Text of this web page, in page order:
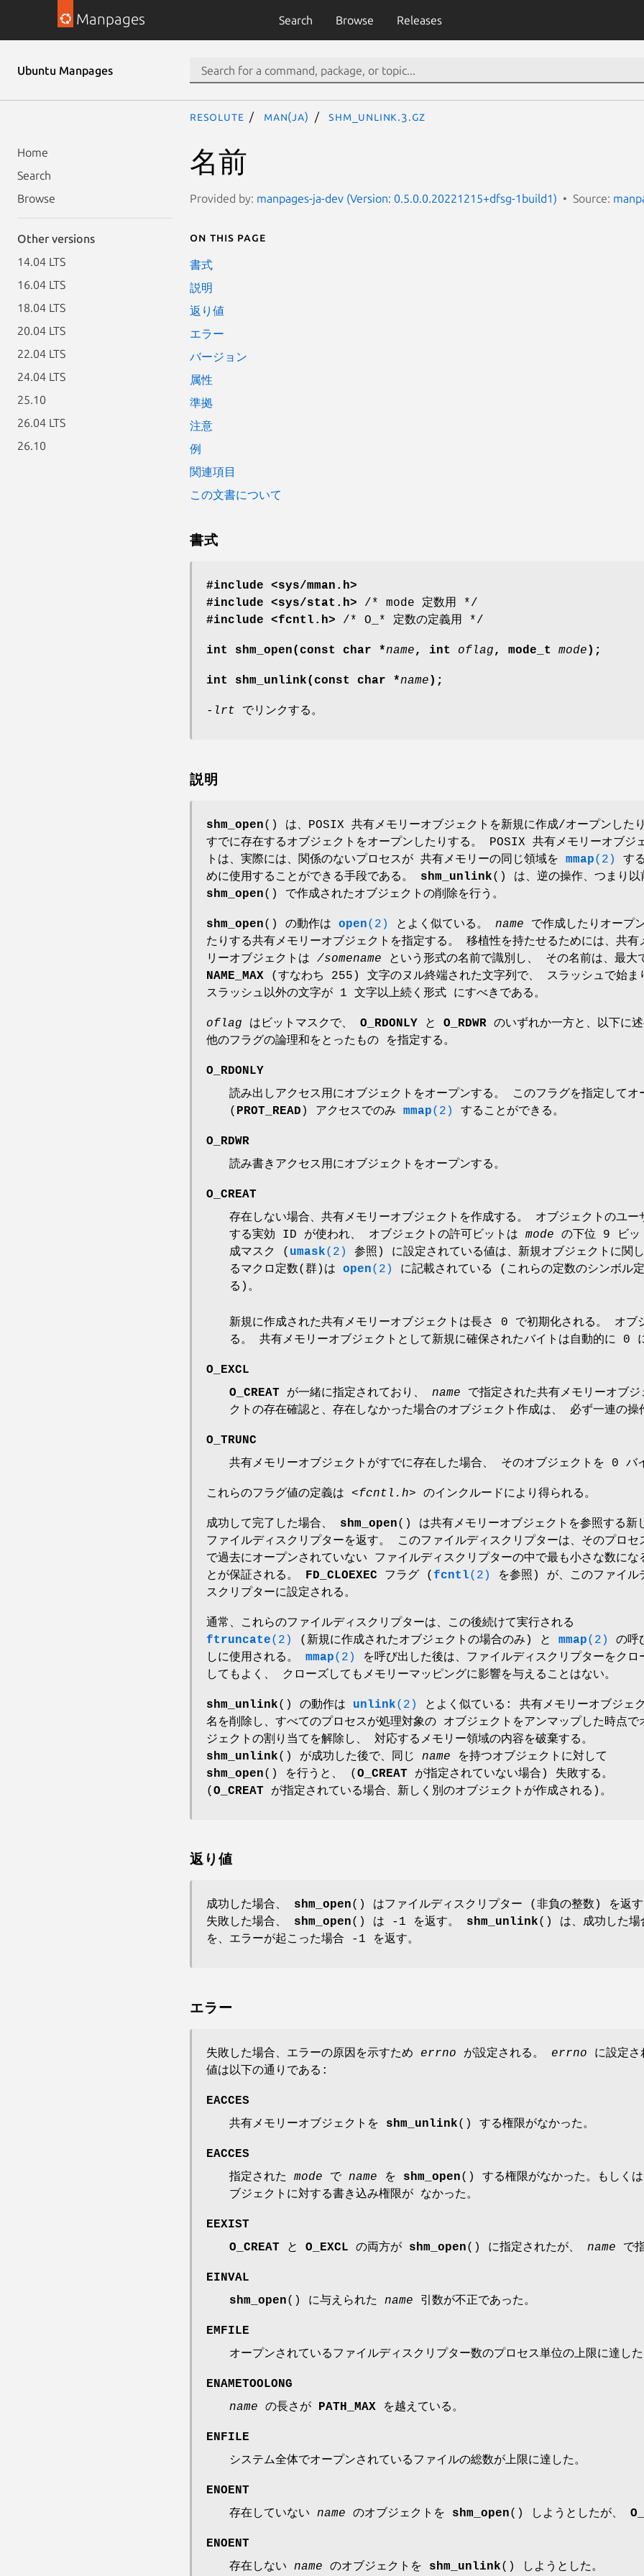
Manpages Search Browse Releases
Ubuntu Manpages
Home
Search
Browse
Other versions
14.04 LTS
16.04 LTS
18.04 LTS
20.04 LTS
22.04 LTS
24.04 LTS
25.10
26.04 LTS
26.10
resolute man(ja) shm_unlink.3.gz
名前
Provided by: manpages-ja-dev (Version: 0.5.0.0.20221215+dfsg-1build1) Source:
On this page
書式
説明
返り値
エラー
バージョン
属性
準拠
注意
例
関連項目
この文書について
書式
#include <sys/mman.h>
#include <sys/stat.h> /* mode 定数用 */
#include <fcntl.h> /* O_* 定数の定義用 */
int shm_open(const char *name, int oflag, mode_t mode );
int shm_unlink(const char *name );
-lrt でリンクする。
説明
shm_open() は、POSIX 共有メモリーオブジェクトを新規に作成/オープンしたり
すでに存在するオブジェクトをオープンしたりする。 POSIX 共有メモリーオブジ
トは、実際には、関係のないプロセスが 共有メモリーの同じ領域を mmap(2)
す
めに使用することができる手段である。 shm_unlink() は、逆の操作、つまり以
shm_open() で作成されたオブジェクトの削除を行う。
shm_open() の動作は open(2) とよく似ている。 name で作成したりオープ
たりする共有メモリーオブジェクトを指定する。 移植性を持たせるためには、共有
リーオブジェクトは /somename という形式の名前で識別し、 その名前は、最大
NAME_MAX (すなわち 255) 文字のヌル終端された文字列で、 スラッシュで始ま
スラッシュ以外の文字が 1 文字以上続く形式 にすべきである。
oflag はビットマスクで、 O_RDONLY と O_RDWR のいずれか一方と、以下に
他のフラグの論理和をとったもの を指定する。
O_RDONLY
読み出しアクセス用にオブジェクトをオープンする。 このフラグを指定して
( PROT_READ ) アクセスでのみ mmap(2) することができる。
O_RDWR
読み書きアクセス用にオブジェクトをオープンする。
O_CREAT
存在しない場合、共有メモリーオブジェクトを作成する。 オブジェクトのユ
する実効 ID が使われ、 オブジェクトの許可ビットは mode の下位 9 ビッ
成マスク ( umask(2) 参照) に設定されている値は、新規オブジェクトに関
るマクロ定数(群)は open(2) に記載されている (これらの定数のシンボル
る)。
新規に作成された共有メモリーオブジェクトは長さ 0 で初期化される。 オブ
る。 共有メモリーオブジェクトとして新規に確保されたバイトは自動的に 0
O_EXCL
O_CREAT が一緒に指定されており、 name で指定された共有メモリーオブ
クトの存在確認と、存在しなかった場合のオブジェクト作成は、 必ず一
O_TRUNC
共有メモリーオブジェクトがすでに存在した場合、 そのオブジェクトを 0 バ
これらのフラグ値の定義は <fcntl.h> のインクルードにより得られる。
成功して完了した場合、 shm_open() は共有メモリーオブジェクトを参照する新
ファイルディスクリプターを返す。 このファイルディスクリプターは、そのプロセ
で過去にオープンされていない ファイルディスクリプターの中で最も小さな数にな
とが保証される。
FD_CLOEXEC フラグ ( fcntl(2)
を参照) が、このファイル
スクリプターに設定される。
通常、これらのファイルディスクリプターは、この後続けて実行される
ftruncate(2) (新規に作成されたオブジェクトの場合のみ) と mmap(2)
の呼
しに使用される。 mmap(2)
を呼び出した後は、ファイルディスクリプターをクロ
してもよく、 クローズしてもメモリーマッピングに影響を与えることはない。
shm_unlink() の動作は unlink(2)
とよく似ている: 共有メモリーオブジェ
名を削除し、すべてのプロセスが処理対象の オブジェクトをアンマップした時点で
ジェクトの割り当てを解除し、 対応するメモリー領域の内容を破棄する。
shm_unlink() が成功した後で、同じ name を持つオブジェクトに対して
shm_open() を行うと、 ( O_CREAT が指定されていない場合) 失敗する。
( O_CREAT が指定されている場合、新しく別のオブジェクトが作成される)。
返り値
成功した場合、 shm_open() はファイルディスクリプター (非負の整数) を返す
失敗した場合、 shm_open() は -1 を返す。 shm_unlink() は、成功した
を、エラーが起こった場合 -1 を返す。
エラー
失敗した場合、エラーの原因を示すため errno が設定される。 errno に設定さ
値は以下の通りである:
EACCES
共有メモリーオブジェクトを shm_unlink() する権限がなかった。
EACCES
指定された mode で name を shm_open() する権限がなかった。もしく
ブジェクトに対する書き込み権限が なかった。
EEXIST
O_CREAT と O_EXCL の両方が shm_open() に指定されたが、 name で
EINVAL
shm_open() に与えられた name 引数が不正であった。
EMFILE
オープンされているファイルディスクリプター数のプロセス単位の上限に達した
ENAMETOOLONG
name の長さが PATH_MAX を越えている。
ENFILE
システム全体でオープンされているファイルの総数が上限に達した。
ENOENT
存在していない name のオブジェクトを shm_open() しようとしたが、
ENOENT
存在しない name のオブジェクトを shm_unlink() しようとした。